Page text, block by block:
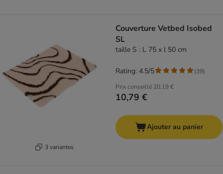
3 variantes
Couverture Vetbed Isobed
SL
taille S : L 75 x l 50 cm
Prix conseillé 20,19 €
10,79 €
Rating: 4.5/5 (39)
Ajouter au panier